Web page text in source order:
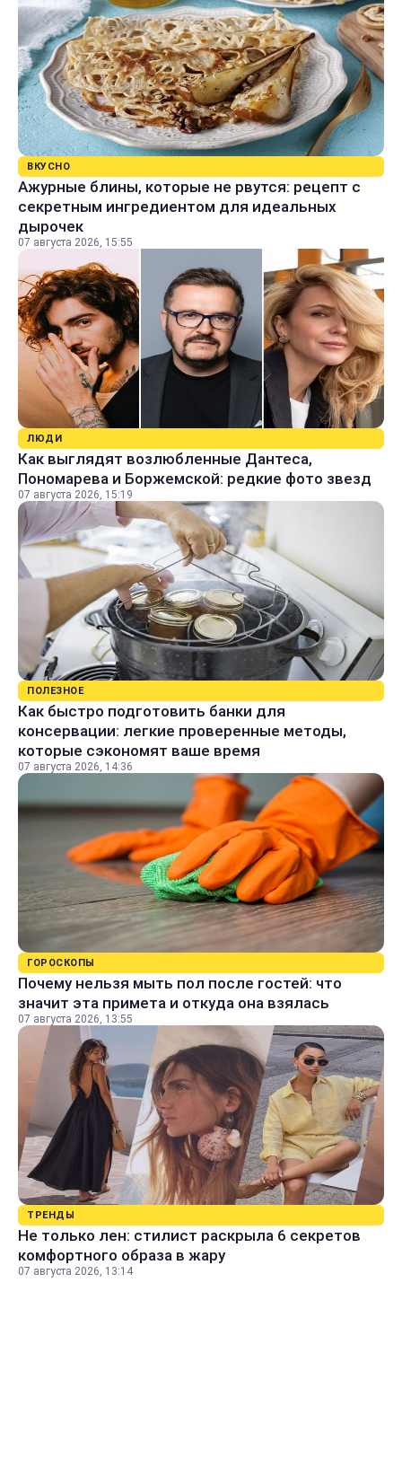
ВКУСНО
Ажурные блины, которые не рвутся: рецепт с
секретным ингредиентом для идеальных
дырочек
07 августа 2026, 15:55
ЛЮДИ
Как выглядят возлюбленные Дантеса,
Пономарева и Боржемской: редкие фото звезд
07 августа 2026, 15:19
ПОЛЕЗНОЕ
Как быстро подготовить банки для
консервации: легкие проверенные методы,
которые сэкономят ваше время
07 августа 2026, 14:36
ГОРОСКОПЫ
Почему нельзя мыть пол после гостей: что
значит эта примета и откуда она взялась
07 августа 2026, 13:55
ТРЕНДЫ
Не только лен: стилист раскрыла 6 секретов
комфортного образа в жару
07 августа 2026, 13:14